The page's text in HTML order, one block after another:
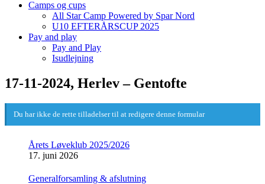
Camps og cups
All Star Camp Powered by Spar Nord
U10 EFTERÅRSCUP 2025
Pay and play
Pay and Play
Isudlejning
17-11-2024, Herlev – Gentofte
Du har ikke de rette tilladelser til at redigere denne formular
Årets Løveklub 2025/2026
17. juni 2026
Generalforsamling & afslutning